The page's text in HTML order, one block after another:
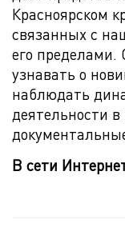
Красноярском
связанных с
его
узнавать о
наблюдать
деятельности
В сети